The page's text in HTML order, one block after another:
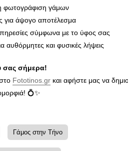
φωτογράφιση γάμων
για άψογο αποτέλεσμα
σύμφωνα με το ύφος σας
αυθόρμητες και φυσικές λήψεις
σας σήμερα!
Fototinos.gr και αφήστε μας να
💍✨
Γάμος στην Τήνο